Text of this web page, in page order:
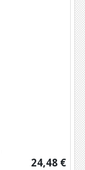
24,48 €